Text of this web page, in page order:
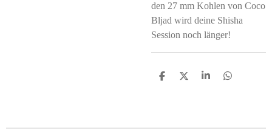
den 27 mm Kohlen von Coco
Bljad wird deine Shisha
Session noch länger!
T
n
T
n
T
n
T
n